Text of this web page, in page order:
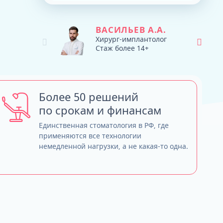
Нужно ли переплачивать за бренд
имплантов?
Straumann (Швейцария)
Nobel Biocare (США)
Neodent (Бразилия/Швейцария)
Dentium (Юж. Корея)
Тюнинг зубных протезов - продляем
ТРГ и ортодонтический прогноз
Smile VR и моделирование
результата
ВАСИЛЬЕВ А.А.
Хирург-имплантолог
Стаж более 14+
Более 50 решений
по срокам и финансам
Единственная стоматология в РФ, где
применяются все технологии
немедленной нагрузки, а не какая-то одна.